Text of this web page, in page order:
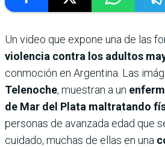
Un video que expone una de las
violencia contra los adultos
conmoción en Argentina. Las
Telenoche, muestran a un
de Mar del Plata maltratando
personas de avanzada edad que
cuidado, muchas de ellas en una